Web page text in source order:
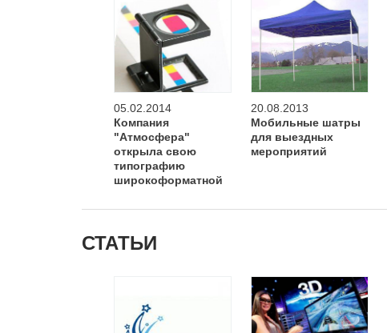
05.02.2014
Компания
"Атмосфера"
открыла свою
типографию
широкоформатной
20.08.2013
Мобильные шатры
для выездных
мероприятий
СТАТЬИ